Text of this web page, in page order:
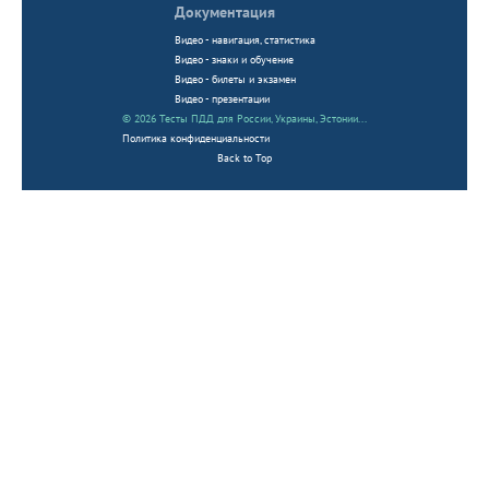
Документация
Видео - навигация, статистика
Видео - знаки и обучение
Видео - билеты и экзамен
Видео - презентации
© 2026 Тесты ПДД для России, Украины, Эстонии...
Политика конфиденциальности
Back to Top